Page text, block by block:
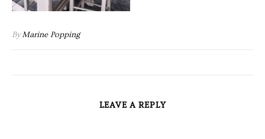
ByMarine Popping
LEAVE A REPLY